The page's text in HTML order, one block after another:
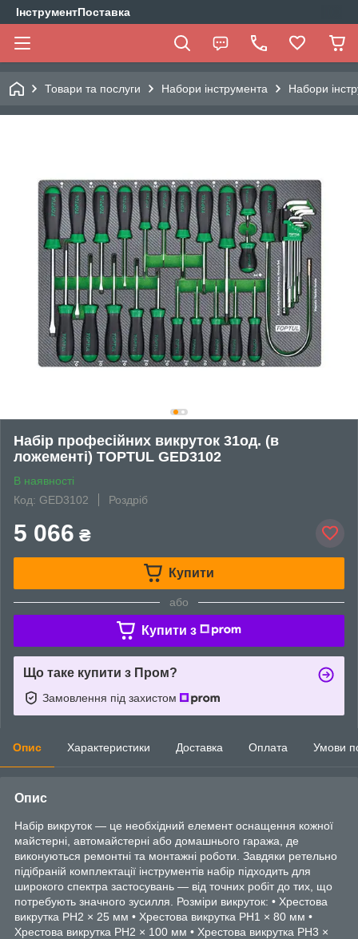
ІнструментПоставка
Товари та послуги Набори інструмента Набори
Набір професійних викруток 31од. (в
ложементі) TOPTUL GED3102
В наявності
Код: GED3102
Роздріб
5 066 ₴
Купити
або
Купити з
Що таке купити з Пром?
Замовлення під захистом
Опис Характеристики Доставка Оплата Умови
Опис
Набір викруток — це необхідний елемент оснащення кожної
майстерні, автомайстерні або домашнього гаража, де
виконуються ремонтні та монтажні роботи. Завдяки ретельно
підібраній комплектації інструментів набір підходить для
широкого спектра застосувань — від точних робіт до тих, що
потребують значного зусилля. Розміри викруток: • Хрестова
викрутка PH2 × 25 мм • Хрестова викрутка PH1 × 80 мм •
Хрестова викрутка PH2 × 100 мм • Хрестова викрутка PH3 ×